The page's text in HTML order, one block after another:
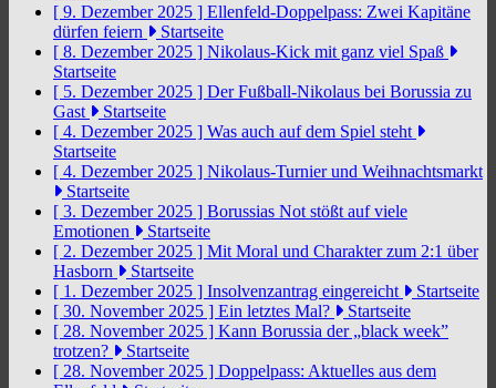
[ 9. Dezember 2025 ] Ellenfeld-Doppelpass: Zwei Kapitäne
dürfen feiern
Startseite
[ 8. Dezember 2025 ] Nikolaus-Kick mit ganz viel Spaß
Startseite
[ 5. Dezember 2025 ] Der Fußball-Nikolaus bei Borussia zu
Gast
Startseite
[ 4. Dezember 2025 ] Was auch auf dem Spiel steht
Startseite
[ 4. Dezember 2025 ] Nikolaus-Turnier und Weihnachtsmarkt
Startseite
[ 3. Dezember 2025 ] Borussias Not stößt auf viele
Emotionen
Startseite
[ 2. Dezember 2025 ] Mit Moral und Charakter zum 2:1 über
Hasborn
Startseite
[ 1. Dezember 2025 ] Insolvenzantrag eingereicht
Startseite
[ 30. November 2025 ] Ein letztes Mal?
Startseite
[ 28. November 2025 ] Kann Borussia der „black week”
trotzen?
Startseite
[ 28. November 2025 ] Doppelpass: Aktuelles aus dem